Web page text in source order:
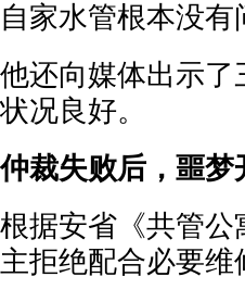
自家水管根本没有
他还向媒体出示
状况良好。
仲裁失败后，噩梦
根据安省《共管
主拒绝配合必要